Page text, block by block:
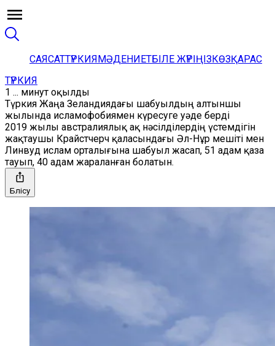
САЯСАТТҮРКИЯМӘДЕНИЕТБІЛЕ ЖҮРІҢІЗКӨЗҚАРАС
ТҮРКИЯ
1 ... минут оқылды
Түркия Жаңа Зеландиядағы шабуылдың алтыншы
жылында исламофобиямен күресуге уәде берді
2019 жылы австралиялық ақ нәсілділердің үстемдігін
жақтаушы Крайстчерч қаласындағы Әл-Нұр мешіті мен
Линвуд ислам орталығына шабуыл жасап, 51 адам қаза
тауып, 40 адам жараланған болатын.
Бөлісу